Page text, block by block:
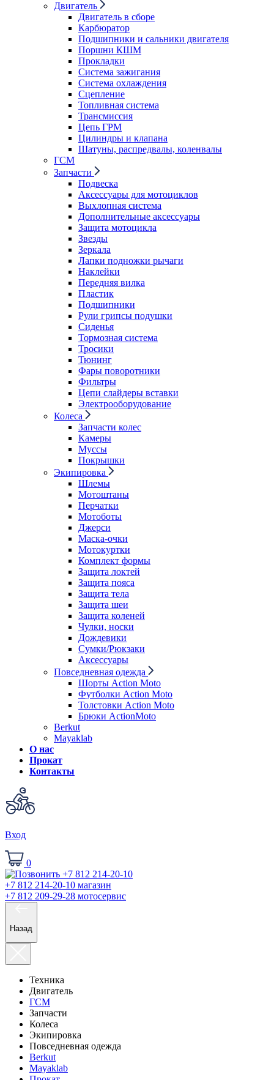
Двигатель
Двигатель в сборе
Карбюратор
Подшипники и сальники двигателя
Поршни КШМ
Прокладки
Система зажигания
Система охлаждения
Сцепление
Топливная система
Трансмиссия
Цепь ГРМ
Цилиндры и клапана
Шатуны, распредвалы, коленвалы
ГСМ
Запчасти
Подвеска
Аксессуары для мотоциклов
Выхлопная система
Дополнительные аксессуары
Защита мотоцикла
Звезды
Зеркала
Лапки подножки рычаги
Наклейки
Передняя вилка
Пластик
Подшипники
Рули грипсы подушки
Сиденья
Тормозная система
Тросики
Тюнинг
Фары поворотники
Фильтры
Цепи слайдеры вставки
Электрооборудование
Колеса
Запчасти колес
Камеры
Муссы
Покрышки
Экипировка
Шлемы
Мотоштаны
Перчатки
Мотоботы
Джерси
Маска-очки
Мотокуртки
Комплект формы
Защита локтей
Защита пояса
Защита тела
Защита шеи
Защита коленей
Чулки, носки
Дождевики
Сумки/Рюкзаки
Аксессуары
Повседневная одежда
Шорты Action Moto
Футболки Action Moto
Толстовки Action Moto
Брюки ActionMoto
Berkut
Mayaklab
О нас
Прокат
Контакты
Вход
0
+7 812 214-20-10 магазин
+7 812 209-29-28 мотосервис
Назад
Техника
Двигатель
ГСМ
Запчасти
Колеса
Экипировка
Повседневная одежда
Berkut
Mayaklab